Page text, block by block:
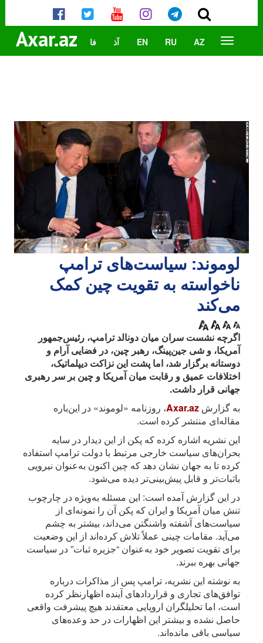
Axar.az AZ
RU
EN آذ فا
لوموند: سیاست‌های ترامپ
ناخواسته به تقویت چین کمک
می‌کند
اگرچه نشست سران میان دونالد ترامپ، رئیس‌جمهور
آمریکا، و شی جین‌پینگ، رهبر چین، در فضایی آرام و
دوستانه برگزار شد، اما پشت این نزاکت دیپلماتیک،
اختلافات عمیق و رقابت میان آمریکا و چین بر سر رهبری
جهانی قرار داشت.
به گزارش Axar.az، روزنامه «لوموند» در این‌باره
مقاله‌ای منتشر کرده است.
این نشریه اشاره کرده که پکن از این دیدار در سایه
بحران‌های سیاست خارجی مرتبط با دولت ترامپ استفاده
کرده تا به جهان نشان دهد که چین اکنون به‌عنوان نیرویی
باثبات‌تر و قابل پیش‌بینی‌تر دیده می‌شود.
در این گزارش آمده است: این مسئله به‌ویژه در چارچوب
تنش میان آمریکا و ایران که پکن آن را نمونه‌ای از
سیاست‌های آشفته واشنگتن می‌داند، بیشتر به چشم
می‌آید. مقامات چینی عملاً تلاش کرده‌اند از این وضعیت
برای تقویت تصویر خود به‌عنوان “جزیره ثبات” در سیاست
جهانی بهره ببرند.
به نوشته این نشریه، ترامپ پس از مذاکرات درباره
توافق‌های تجاری و قراردادهای آینده اظهارنظر کرده
است، اما تحلیلگران اروپایی معتقدند هیچ پیشرفت واقعی
حاصل نشده و بیشتر این اظهارات در حد وعده‌های
سیاسی باقی مانده‌اند.